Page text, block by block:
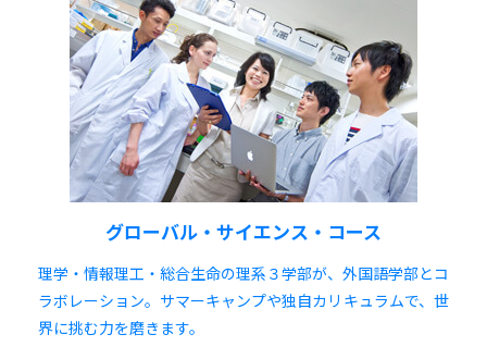
グローバル・サイエンス・コース
理学・情報理工・総合生命の理系３学部が、外国語学部とコ
ラボレーション。サマーキャンプや独自カリキュラムで、世
界に挑む力を磨きます。